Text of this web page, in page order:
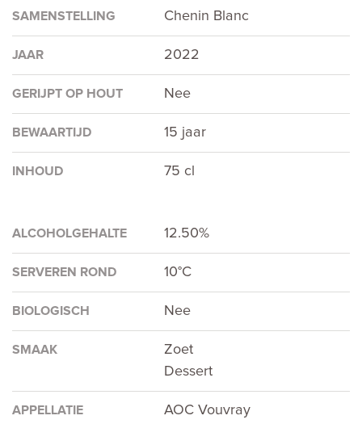
SAMENSTELLING Chenin Blanc
JAAR 2022
GERIJPT OP HOUT Nee
BEWAARTIJD 15 jaar
INHOUD 75 cl
ALCOHOLGEHALTE 12.50%
SERVEREN ROND 10°C
BIOLOGISCH Nee
SMAAK
Zoet
Dessert
APPELLATIE AOC Vouvray